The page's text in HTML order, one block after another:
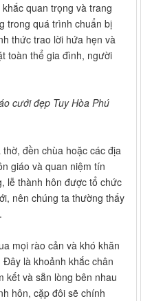
quan trọng và trang
trong quá trình chuẩn bị
thức trao lời hứa hẹn và
toàn thể gia đình, người
cưới đẹp Tuy Hòa Phú
đền chùa hoặc các địa
giáo và quan niệm tín
lễ thành hôn được tổ chức
nên chúng ta thường thấy
mọi rào cản và khó khăn
là khoảnh khắc chân
kết và sẵn lòng bên nhau
hôn, cặp đôi sẽ chính